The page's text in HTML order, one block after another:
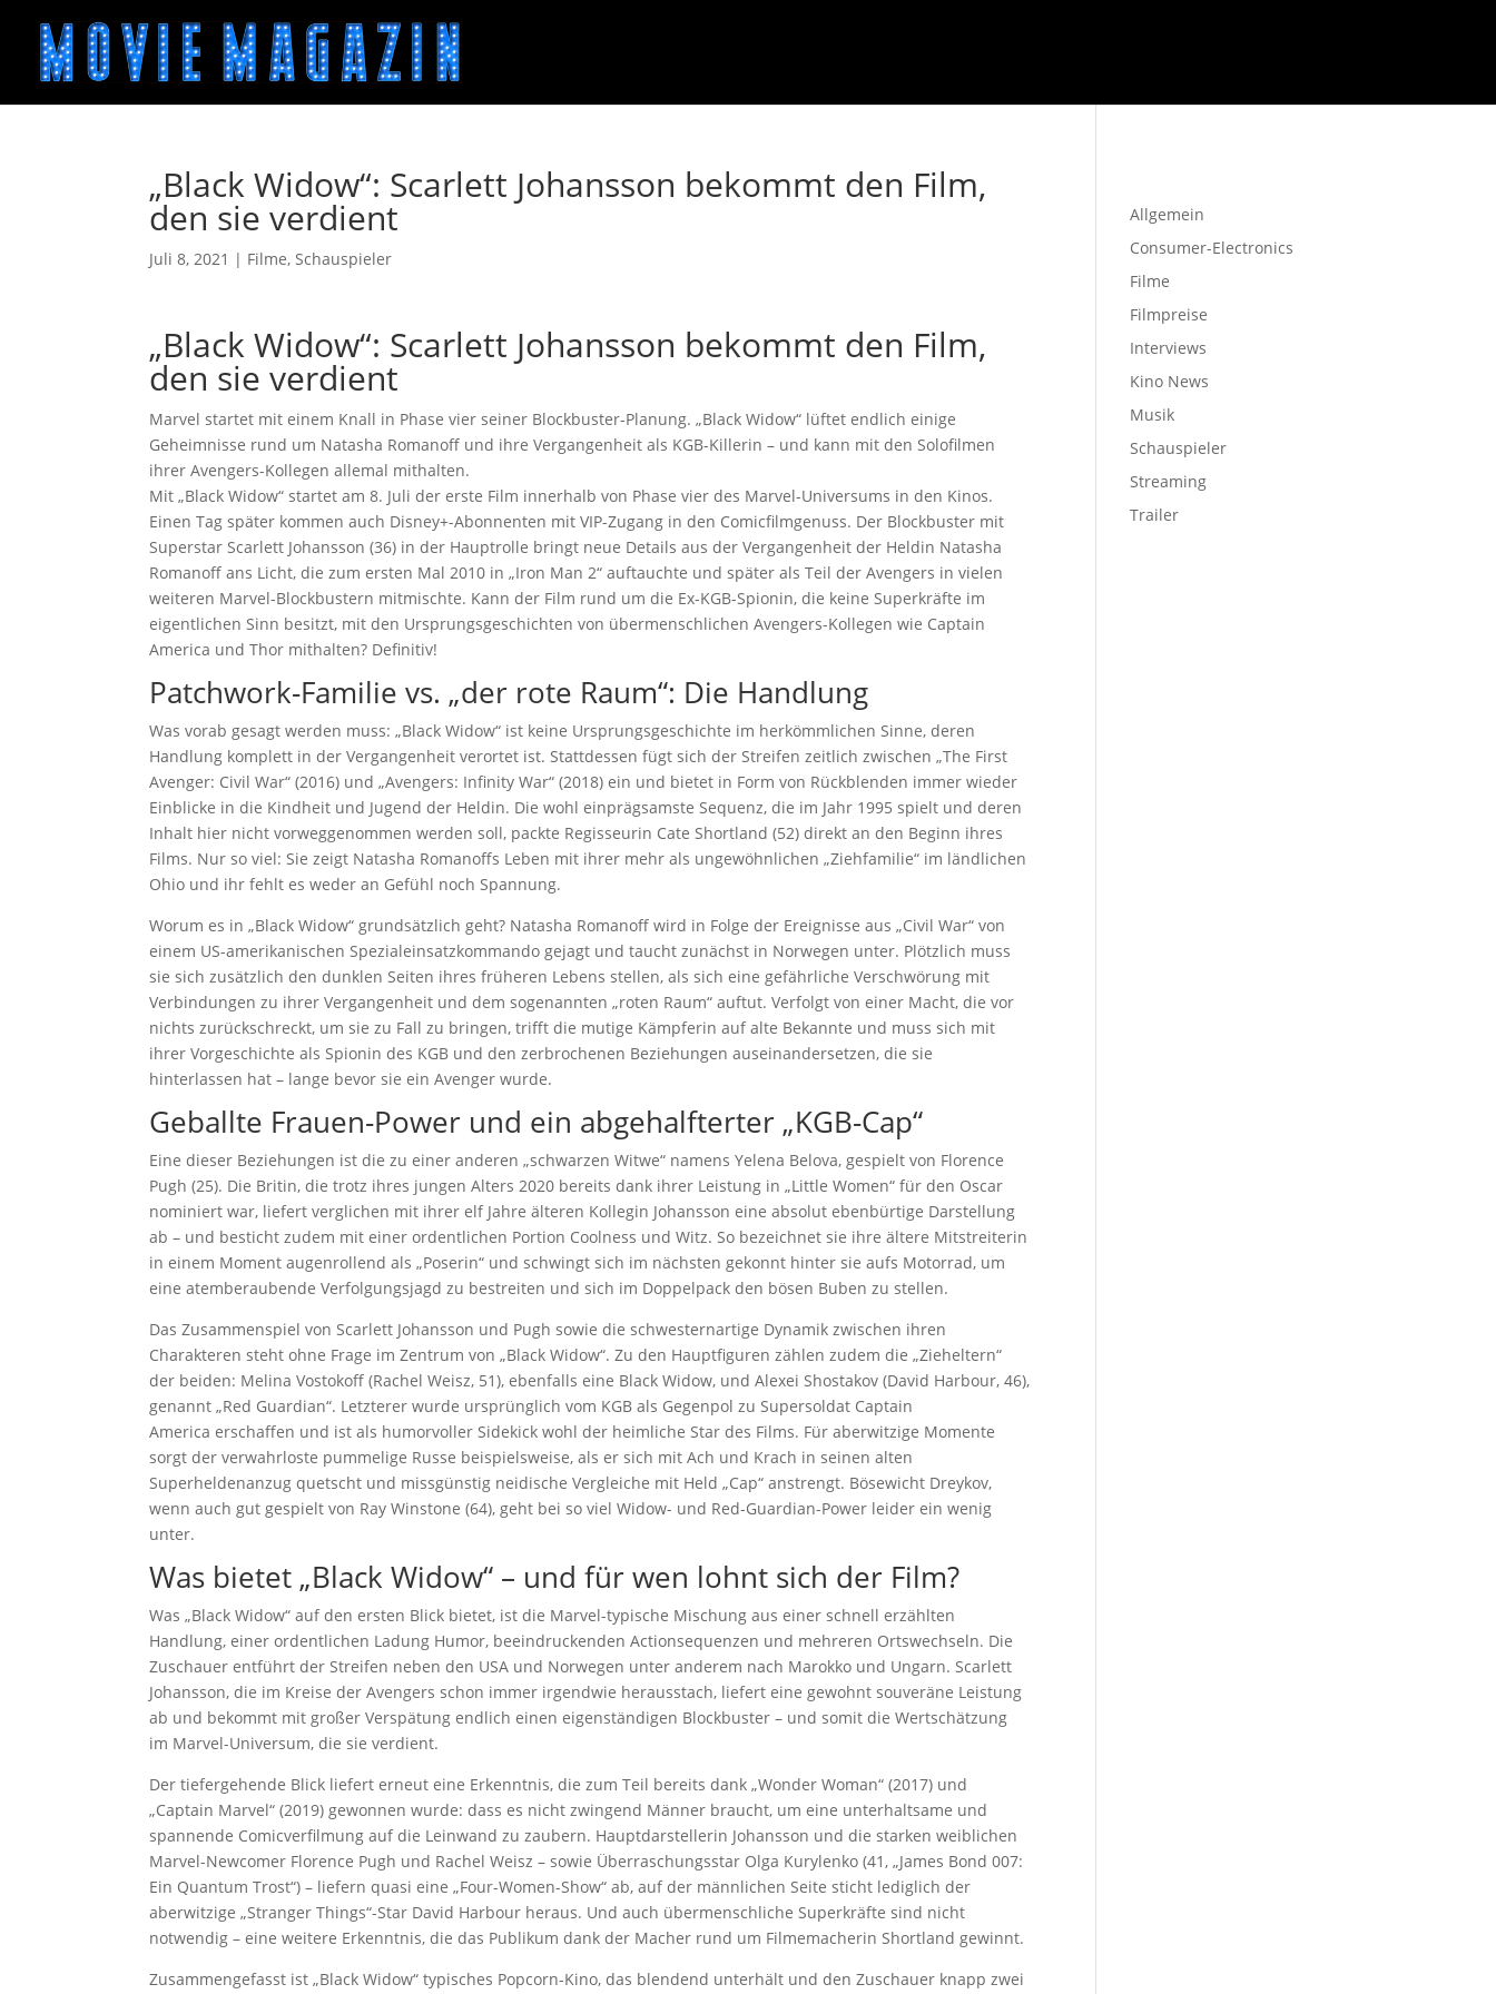
„Black Widow“: Scarlett Johansson bekommt den Film,
den sie verdient
Juli 8, 2021 | Filme,Schauspieler
„Black Widow“: Scarlett Johansson bekommt den Film,
den sie verdient
Marvel startet mit einem Knall in Phase vier seiner Blockbuster-Planung. „Black Widow“ lüftet endlich einige
Geheimnisse rund um Natasha Romanoff und ihre Vergangenheit als KGB-Killerin – und kann mit den Solofilmen
ihrer Avengers-Kollegen allemal mithalten.
Mit „Black Widow“ startet am 8. Juli der erste Film innerhalb von Phase vier des Marvel-Universums in den Kinos.
Einen Tag später kommen auch Disney+-Abonnenten mit VIP-Zugang in den Comicfilmgenuss. Der Blockbuster mit
Superstar Scarlett Johansson (36) in der Hauptrolle bringt neue Details aus der Vergangenheit der Heldin Natasha
Romanoff ans Licht, die zum ersten Mal 2010 in „Iron Man 2“ auftauchte und später als Teil der Avengers in vielen
weiteren Marvel-Blockbustern mitmischte. Kann der Film rund um die Ex-KGB-Spionin, die keine Superkräfte im
eigentlichen Sinn besitzt, mit den Ursprungsgeschichten von übermenschlichen Avengers-Kollegen wie Captain
America und Thor mithalten? Definitiv!
Patchwork-Familie vs. „der rote Raum“: Die Handlung
Was vorab gesagt werden muss: „Black Widow“ ist keine Ursprungsgeschichte im herkömmlichen Sinne, deren
Handlung komplett in der Vergangenheit verortet ist. Stattdessen fügt sich der Streifen zeitlich zwischen „The First
Avenger: Civil War“ (2016) und „Avengers: Infinity War“ (2018) ein und bietet in Form von Rückblenden immer wieder
Einblicke in die Kindheit und Jugend der Heldin. Die wohl einprägsamste Sequenz, die im Jahr 1995 spielt und deren
Inhalt hier nicht vorweggenommen werden soll, packte Regisseurin Cate Shortland (52) direkt an den Beginn ihres
Films. Nur so viel: Sie zeigt Natasha Romanoffs Leben mit ihrer mehr als ungewöhnlichen „Ziehfamilie“ im ländlichen
Ohio und ihr fehlt es weder an Gefühl noch Spannung.
Worum es in „Black Widow“ grundsätzlich geht? Natasha Romanoff wird in Folge der Ereignisse aus „Civil War“ von
einem US-amerikanischen Spezialeinsatzkommando gejagt und taucht zunächst in Norwegen unter. Plötzlich muss
sie sich zusätzlich den dunklen Seiten ihres früheren Lebens stellen, als sich eine gefährliche Verschwörung mit
Verbindungen zu ihrer Vergangenheit und dem sogenannten „roten Raum“ auftut. Verfolgt von einer Macht, die vor
nichts zurückschreckt, um sie zu Fall zu bringen, trifft die mutige Kämpferin auf alte Bekannte und muss sich mit
ihrer Vorgeschichte als Spionin des KGB und den zerbrochenen Beziehungen auseinandersetzen, die sie
hinterlassen hat – lange bevor sie ein Avenger wurde.
Geballte Frauen-Power und ein abgehalfterter „KGB-Cap“
Eine dieser Beziehungen ist die zu einer anderen „schwarzen Witwe“ namens Yelena Belova, gespielt von Florence
Pugh (25). Die Britin, die trotz ihres jungen Alters 2020 bereits dank ihrer Leistung in „Little Women“ für den Oscar
nominiert war, liefert verglichen mit ihrer elf Jahre älteren Kollegin Johansson eine absolut ebenbürtige Darstellung
ab – und besticht zudem mit einer ordentlichen Portion Coolness und Witz. So bezeichnet sie ihre ältere Mitstreiterin
in einem Moment augenrollend als „Poserin“ und schwingt sich im nächsten gekonnt hinter sie aufs Motorrad, um
eine atemberaubende Verfolgungsjagd zu bestreiten und sich im Doppelpack den bösen Buben zu stellen.
Das Zusammenspiel von Scarlett Johansson und Pugh sowie die schwesternartige Dynamik zwischen ihren
Charakteren steht ohne Frage im Zentrum von „Black Widow“. Zu den Hauptfiguren zählen zudem die „Zieheltern“
der beiden: Melina Vostokoff (Rachel Weisz, 51), ebenfalls eine Black Widow, und Alexei Shostakov (David Harbour, 46),
genannt „Red Guardian“. Letzterer wurde ursprünglich vom KGB als Gegenpol zu Supersoldat Captain
America erschaffen und ist als humorvoller Sidekick wohl der heimliche Star des Films. Für aberwitzige Momente
sorgt der verwahrloste pummelige Russe beispielsweise, als er sich mit Ach und Krach in seinen alten
Superheldenanzug quetscht und missgünstig neidische Vergleiche mit Held „Cap“ anstrengt. Bösewicht Dreykov,
wenn auch gut gespielt von Ray Winstone (64), geht bei so viel Widow- und Red-Guardian-Power leider ein wenig
unter.
Was bietet „Black Widow“ – und für wen lohnt sich der Film?
Was „Black Widow“ auf den ersten Blick bietet, ist die Marvel-typische Mischung aus einer schnell erzählten
Handlung, einer ordentlichen Ladung Humor, beeindruckenden Actionsequenzen und mehreren Ortswechseln. Die
Zuschauer entführt der Streifen neben den USA und Norwegen unter anderem nach Marokko und Ungarn. Scarlett
Johansson, die im Kreise der Avengers schon immer irgendwie herausstach, liefert eine gewohnt souveräne Leistung
ab und bekommt mit großer Verspätung endlich einen eigenständigen Blockbuster – und somit die Wertschätzung
im Marvel-Universum, die sie verdient.
Der tiefergehende Blick liefert erneut eine Erkenntnis, die zum Teil bereits dank „Wonder Woman“ (2017) und
„Captain Marvel“ (2019) gewonnen wurde: dass es nicht zwingend Männer braucht, um eine unterhaltsame und
spannende Comicverfilmung auf die Leinwand zu zaubern. Hauptdarstellerin Johansson und die starken weiblichen
Marvel-Newcomer Florence Pugh und Rachel Weisz – sowie Überraschungsstar Olga Kurylenko (41, „James Bond 007:
Ein Quantum Trost“) – liefern quasi eine „Four-Women-Show“ ab, auf der männlichen Seite sticht lediglich der
aberwitzige „Stranger Things“-Star David Harbour heraus. Und auch übermenschliche Superkräfte sind nicht
notwendig – eine weitere Erkenntnis, die das Publikum dank der Macher rund um Filmemacherin Shortland gewinnt.
Zusammengefasst ist „Black Widow“ typisches Popcorn-Kino, das blendend unterhält und den Zuschauer knapp zwei
Allgemein
Consumer-Electronics
Filme
Filmpreise
Interviews
Kino News
Musik
Schauspieler
Streaming
Trailer